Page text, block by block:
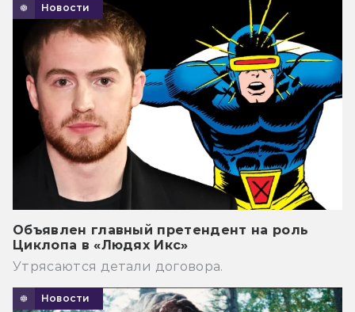
Новости
Объявлен главный претендент на роль
Циклопа в «Людях Икс»
Утрясаются детали договора.
Новости